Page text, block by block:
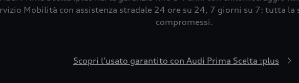
Mobilità con assistenza stradale 24 ore su 24, 7 giorni su 7: tutta la
compromessi.
Scopri l’usato garantito con Audi Prima Scelta :plus